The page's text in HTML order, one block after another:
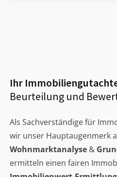
Ihr
Beurteilung und
Als Sachverständige für
wir unser Hauptaugenmerk
Wohnmarktanalyse &
ermitteln einen fairen